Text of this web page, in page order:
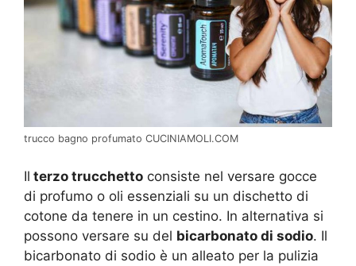
trucco bagno profumato CUCINIAMOLI.COM
Il terzo trucchetto consiste nel versare gocce
di profumo o oli essenziali su un dischetto di
cotone da tenere in un cestino. In alternativa si
possono versare su del bicarbonato di sodio. Il
bicarbonato di sodio è un alleato per la pulizia